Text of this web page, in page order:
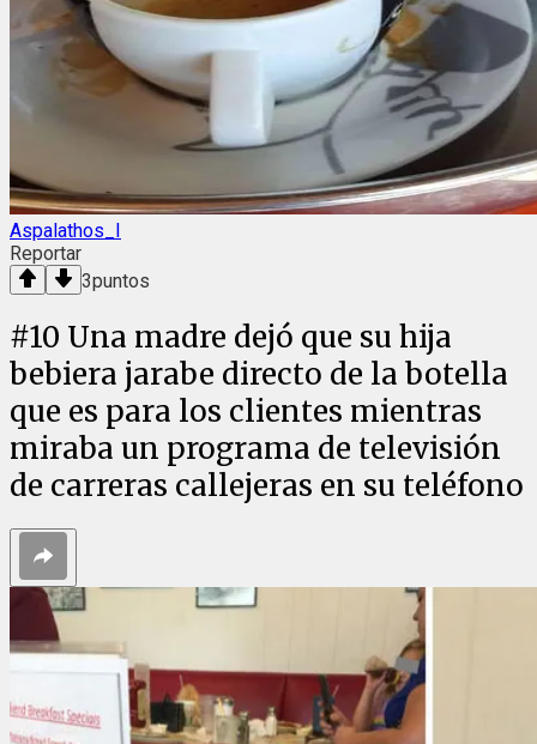
Aspalathos_I
Reportar
3puntos
#10 Una madre dejó que su hija
bebiera jarabe directo de la botella
que es para los clientes mientras
miraba un programa de televisión
de carreras callejeras en su teléfono